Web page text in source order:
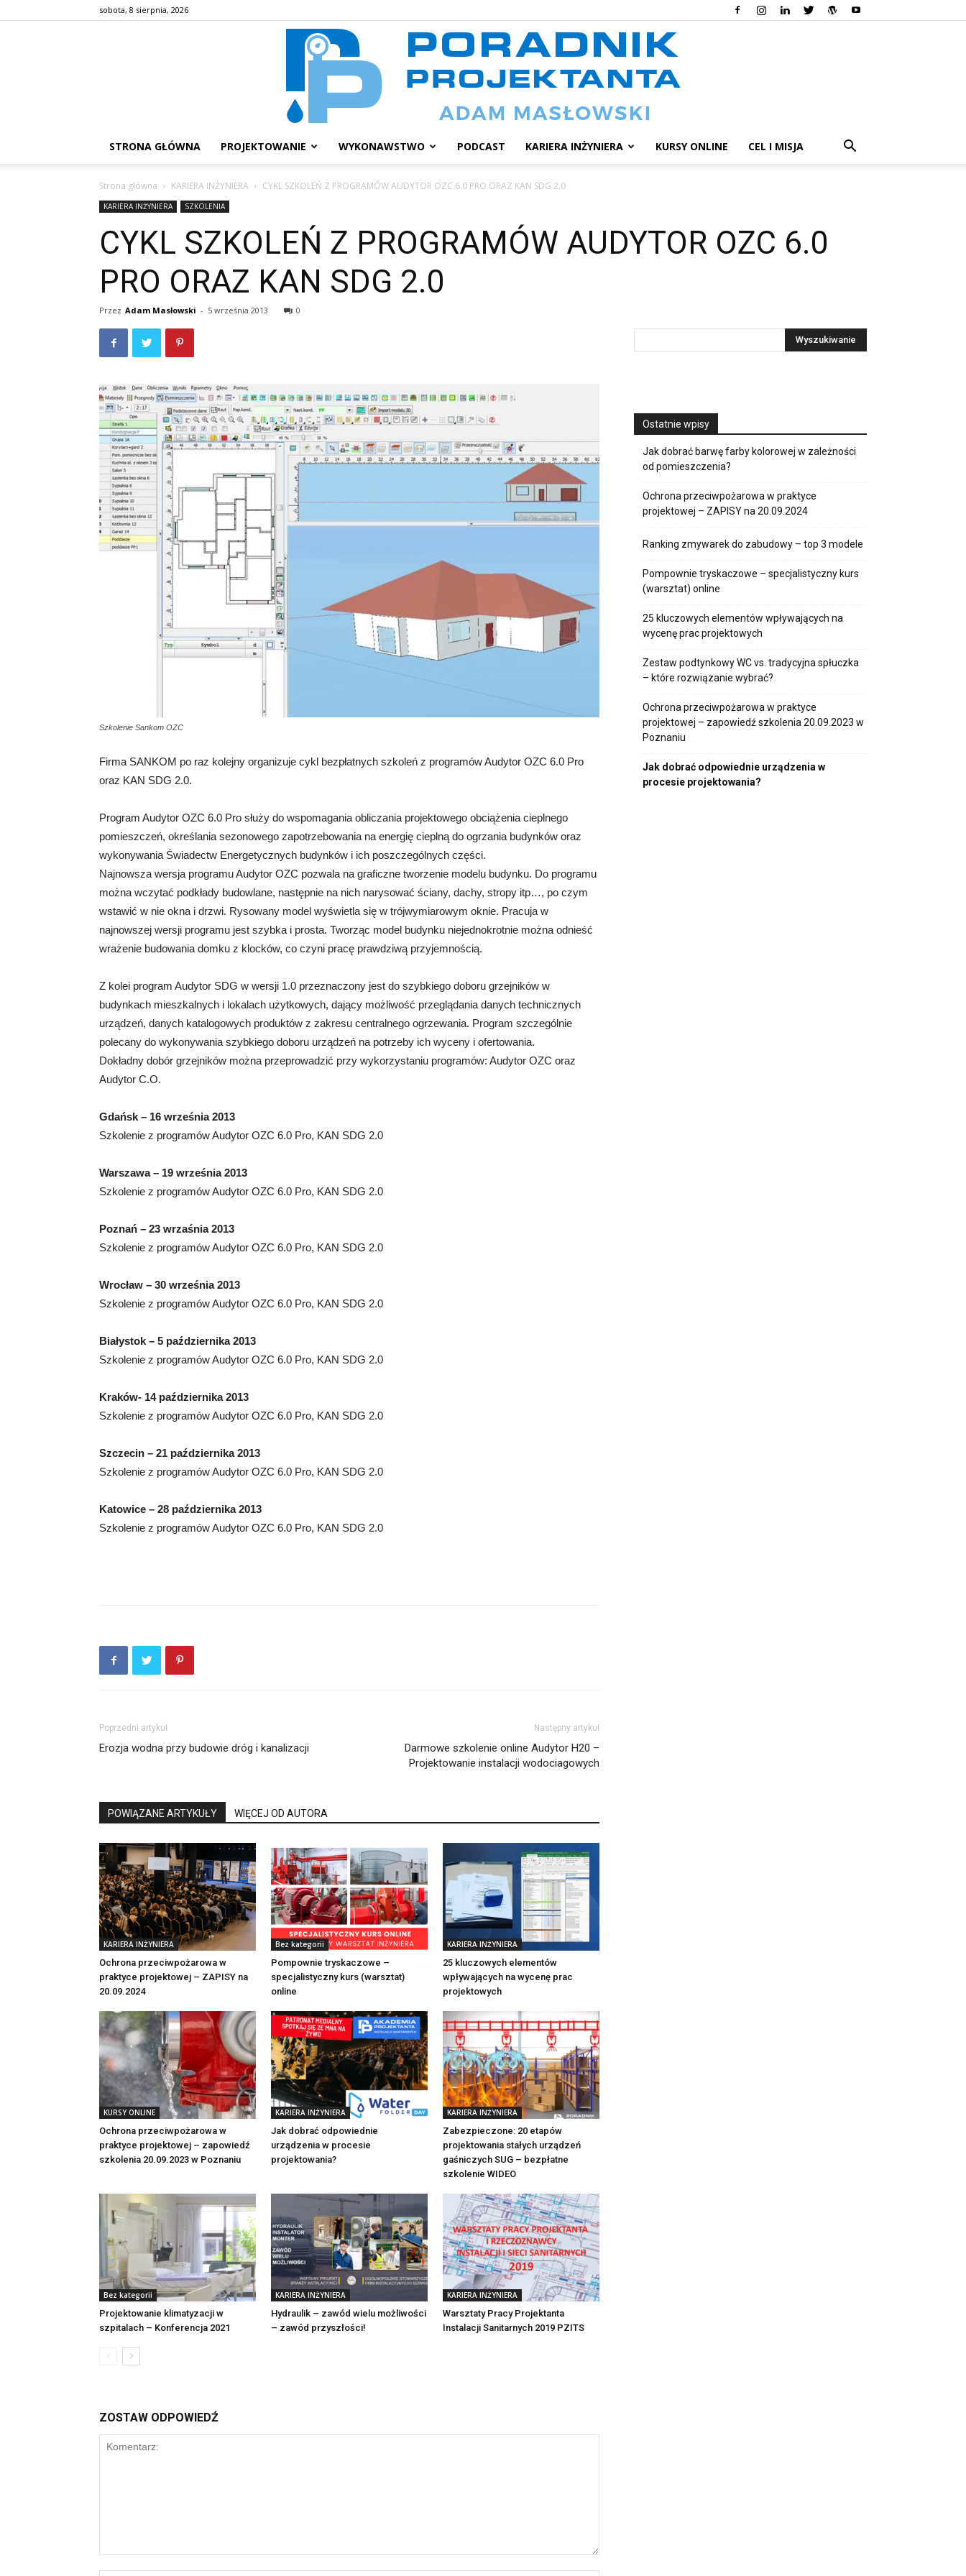
sobota, 8 sierpnia, 2026
STRONA GŁÓWNA PROJEKTOWANIE WYKONAWSTWO PODCAST KARIERA INŻYNIERA KURSY ONLINE CEL I MISJA
Strona główna KARIERA INŻYNIERA CYKL SZKOLEŃ Z PROGRAMÓW AUDYTOR OZC 6.0 PRO ORAZ KAN SDG 2.0
KARIERA INŻYNIERA SZKOLENIA
CYKL SZKOLEŃ Z PROGRAMÓW AUDYTOR OZC 6.0
PRO ORAZ KAN SDG 2.0
Przez Adam Masłowski - 5 września 2013 0
Szkolenie Sankom OZC
Firma SANKOM po raz kolejny organizuje cykl bezpłatnych szkoleń z programów Audytor OZC 6.0 Pro
oraz KAN SDG 2.0.
Program Audytor OZC 6.0 Pro służy do wspomagania obliczania projektowego obciążenia cieplnego
pomieszczeń, określania sezonowego zapotrzebowania na energię cieplną do ogrzania budynków oraz
wykonywania Świadectw Energetycznych budynków i ich poszczególnych części.
Najnowsza wersja programu Audytor OZC pozwala na graficzne tworzenie modelu budynku. Do programu
można wczytać podkłady budowlane, następnie na nich narysować ściany, dachy, stropy itp…, po czym
wstawić w nie okna i drzwi. Rysowany model wyświetla się w trójwymiarowym oknie. Pracuja w
najnowszej wersji programu jest szybka i prosta. Tworząc model budynku niejednokrotnie można odnieść
wrażenie budowania domku z klocków, co czyni pracę prawdziwą przyjemnością.
Z kolei program Audytor SDG w wersji 1.0 przeznaczony jest do szybkiego doboru grzejników w
budynkach mieszkalnych i lokalach użytkowych, dający możliwość przeglądania danych technicznych
urządzeń, danych katalogowych produktów z zakresu centralnego ogrzewania. Program szczególnie
polecany do wykonywania szybkiego doboru urządzeń na potrzeby ich wyceny i ofertowania.
Dokładny dobór grzejników można przeprowadzić przy wykorzystaniu programów: Audytor OZC oraz
Audytor C.O.
Gdańsk – 16 września 2013
Szkolenie z programów Audytor OZC 6.0 Pro, KAN SDG 2.0
Warszawa – 19 września 2013
Szkolenie z programów Audytor OZC 6.0 Pro, KAN SDG 2.0
Poznań – 23 wrzaśnia 2013
Szkolenie z programów Audytor OZC 6.0 Pro, KAN SDG 2.0
Wrocław – 30 września 2013
Szkolenie z programów Audytor OZC 6.0 Pro, KAN SDG 2.0
Białystok – 5 października 2013
Szkolenie z programów Audytor OZC 6.0 Pro, KAN SDG 2.0
Kraków- 14 października 2013
Szkolenie z programów Audytor OZC 6.0 Pro, KAN SDG 2.0
Szczecin – 21 października 2013
Szkolenie z programów Audytor OZC 6.0 Pro, KAN SDG 2.0
Katowice – 28 października 2013
Szkolenie z programów Audytor OZC 6.0 Pro, KAN SDG 2.0
Poprzedni artykuł
Erozja wodna przy budowie dróg i kanalizacji
Następny artykuł
Darmowe szkolenie online Audytor H20 –
Projektowanie instalacji wodociagowych
POWIĄZANE ARTYKUŁY WIĘCEJ OD AUTORA
KARIERA INŻYNIERA
Ochrona przeciwpożarowa w
praktyce projektowej – ZAPISY na
20.09.2024
Bez kategorii
Pompownie tryskaczowe –
specjalistyczny kurs (warsztat)
online
KARIERA INŻYNIERA
25 kluczowych elementów
wpływających na wycenę prac
projektowych
KURSY ONLINE
Ochrona przeciwpożarowa w
praktyce projektowej – zapowiedź
szkolenia 20.09.2023 w Poznaniu
KARIERA INŻYNIERA
Jak dobrać odpowiednie
urządzenia w procesie
projektowania?
KARIERA INŻYNIERA
Zabezpieczone: 20 etapów
projektowania stałych urządzeń
gaśniczych SUG – bezpłatne
szkolenie WIDEO
Bez kategorii
Projektowanie klimatyzacji w
szpitalach – Konferencja 2021
KARIERA INŻYNIERA
Hydraulik – zawód wielu możliwości
– zawód przyszłości!
KARIERA INŻYNIERA
Warsztaty Pracy Projektanta
Instalacji Sanitarnych 2019 PZITS
ZOSTAW ODPOWIEDŹ
Ostatnie wpisy
Jak dobrać barwę farby kolorowej w zależności
od pomieszczenia?
Ochrona przeciwpożarowa w praktyce
projektowej – ZAPISY na 20.09.2024
Ranking zmywarek do zabudowy – top 3 modele
Pompownie tryskaczowe – specjalistyczny kurs
(warsztat) online
25 kluczowych elementów wpływających na
wycenę prac projektowych
Zestaw podtynkowy WC vs. tradycyjna spłuczka
– które rozwiązanie wybrać?
Ochrona przeciwpożarowa w praktyce
projektowej – zapowiedź szkolenia 20.09.2023 w
Poznaniu
Jak dobrać odpowiednie urządzenia w
procesie projektowania?